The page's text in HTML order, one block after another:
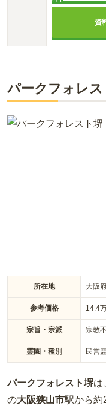
資
パークフォレス
所在地 大阪
参考価格 14.4
宗旨・宗派 宗教
霊園・種別 民営
パークフォレスト堺は
の大阪狭山市駅から約